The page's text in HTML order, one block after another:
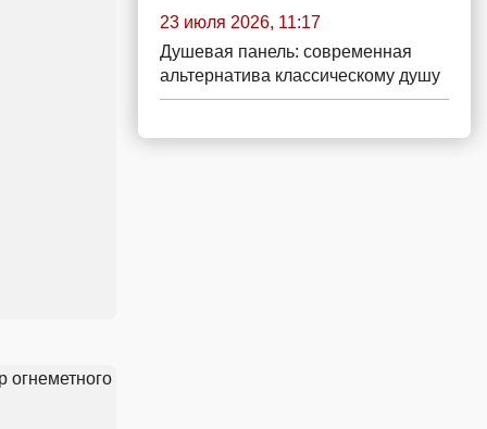
23 июля 2026, 11:17
Душевая панель: современная
альтернатива классическому душу